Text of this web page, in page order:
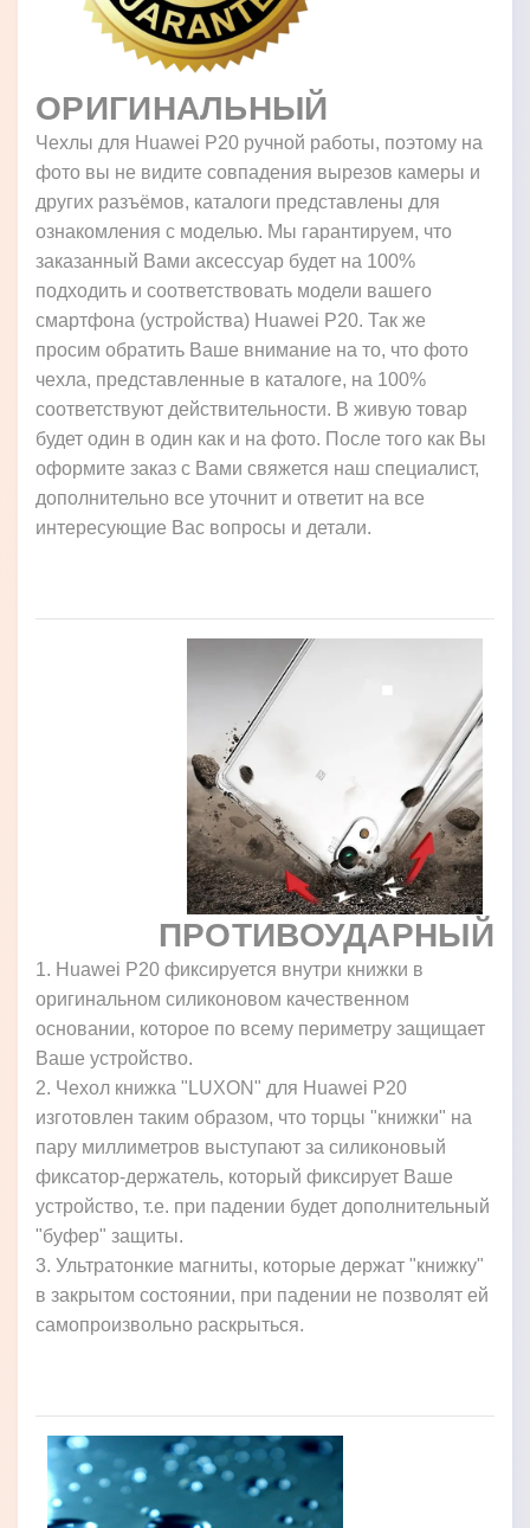
ОРИГИНАЛЬНЫЙ
Чехлы для Huawei P20 ручной работы, поэтому на
фото вы не видите совпадения вырезов камеры и
других разъёмов, каталоги представлены для
ознакомления с моделью. Мы гарантируем, что
заказанный Вами аксессуар будет на 100%
подходить и соответствовать модели вашего
смартфона (устройства) Huawei P20. Так же
просим обратить Ваше внимание на то, что фото
чехла, представленные в каталоге, на 100%
соответствуют действительности. В живую товар
будет один в один как и на фото. После того как Вы
оформите заказ с Вами свяжется наш специалист,
дополнительно все уточнит и ответит на все
интересующие Вас вопросы и детали.
ПРОТИВОУДАРНЫЙ
1. Huawei P20 фиксируется внутри книжки в
оригинальном силиконовом качественном
основании, которое по всему периметру защищает
Ваше устройство.
2. Чехол книжка "LUXON" для Huawei P20
изготовлен таким образом, что торцы "книжки" на
пару миллиметров выступают за силиконовый
фиксатор-держатель, который фиксирует Ваше
устройство, т.е. при падении будет дополнительный
"буфер" защиты.
3. Ультратонкие магниты, которые держат "книжку"
в закрытом состоянии, при падении не позволят ей
самопроизвольно раскрыться.